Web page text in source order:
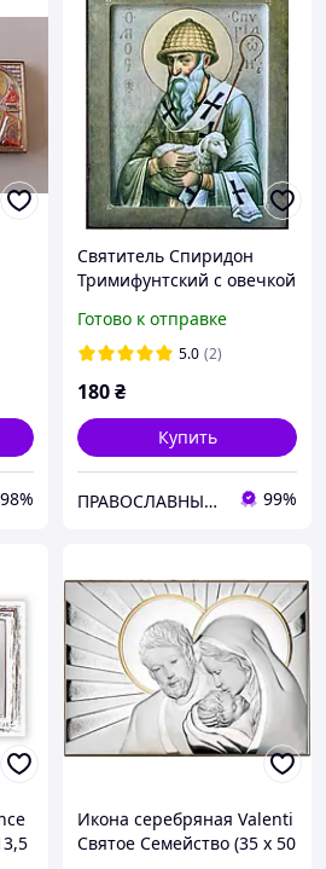
98%
Святитель Спиридон
Тримифунтский с овечкой
Готово к отправке
5.0 (2)
180₴
Купить
ПРАВОСЛАВНЫЕ КНИГИ — ПОЧТОЙ 99%
Икона серебряная Valenti
Святое Семейство (35 x 50